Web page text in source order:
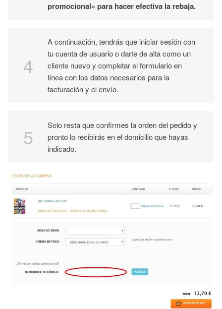
promocional» para hacer efectiva la rebaja.
A continuación, tendrás que iniciar sesión con
tu cuenta de usuario o darte de alta como un
cliente nuevo y completar el formulario en
línea con los datos necesarios para la
facturación y el envío.
Solo resta que confirmes la orden del pedido y
pronto lo recibirás en el domicilio que hayas
indicado.